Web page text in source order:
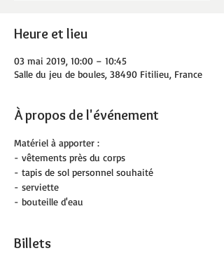
Heure et lieu
03 mai 2019, 10:00 – 10:45
Salle du jeu de boules, 38490 Fitilieu, France
À propos de l'événement
Matériel à apporter :
- vêtements près du corps
- tapis de sol personnel souhaité
- serviette
- bouteille d'eau
Billets